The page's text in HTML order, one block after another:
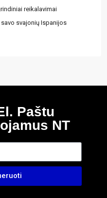
reikalavimai
svajonių Ispanijos
Paštu
NT